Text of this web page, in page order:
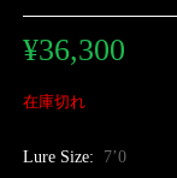
¥36,300
在庫切れ
Lure Size:
7’0